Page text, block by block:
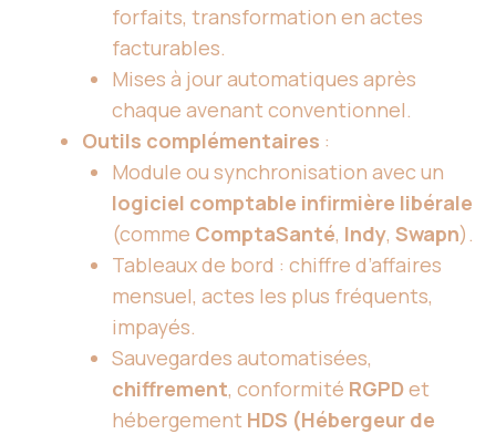
forfaits, transformation en actes
facturables.
Mises à jour automatiques après
chaque avenant conventionnel.
Outils complémentaires :
Module ou synchronisation avec un
logiciel comptable infirmière libérale
(comme ComptaSanté, Indy, Swapn).
Tableaux de bord : chiffre d’affaires
mensuel, actes les plus fréquents,
impayés.
Sauvegardes automatisées,
chiffrement, conformité RGPDet
hébergement HDS (Hébergeur de